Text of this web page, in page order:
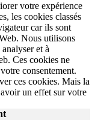
votre expérience
les cookies classés
car ils sont
Nous utilisons
et à
Ces cookies ne
consentement.
ces cookies. Mais la
un effet sur votre